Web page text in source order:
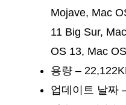
Mojave, Mac
11 Big Sur,
OS 13, Mac
용량 –
업데이트 날짜